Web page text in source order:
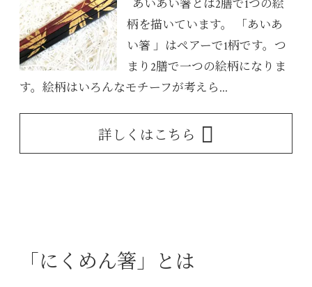
あいあい箸とは2膳で1つの絵
柄を描いています。 「あいあ
い箸 」はペアーで1柄です。つ
まり2膳で一つの絵柄になりま
す。絵柄はいろんなモチーフが考えら...
詳しくはこちら
「にくめん箸」とは